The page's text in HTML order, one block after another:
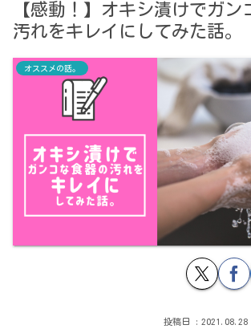
【感動！】オキシ漬けでガン
汚れをキレイにしてみた話。
オススメの話。
2021.08.28